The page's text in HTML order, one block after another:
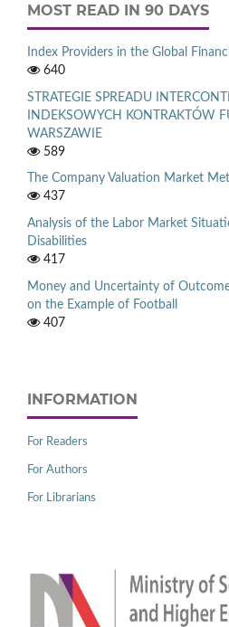
MOST READ IN 90 DAYS
Index Providers in the Global
640
STRATEGIE SPREADU
INDEKSOWYCH KONTRAKTÓW
WARSZAWIE
589
The Company Valuation Market
437
Analysis of the Labor Market
Disabilities
417
Money and Uncertainty of
on the Example of Football
407
INFORMATION
For Readers
For Authors
For Librarians